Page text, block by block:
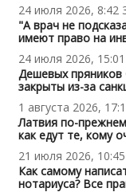
24 июля 2026, 8:42
"А врач не
имеют право на
24 июля 2026, 15:01
Дешевых
закрыты из-за
1 августа 2026,
Латвия по-
как едут те, кому
21 июля 2026, 10:45
Как самому
нотариуса? Все